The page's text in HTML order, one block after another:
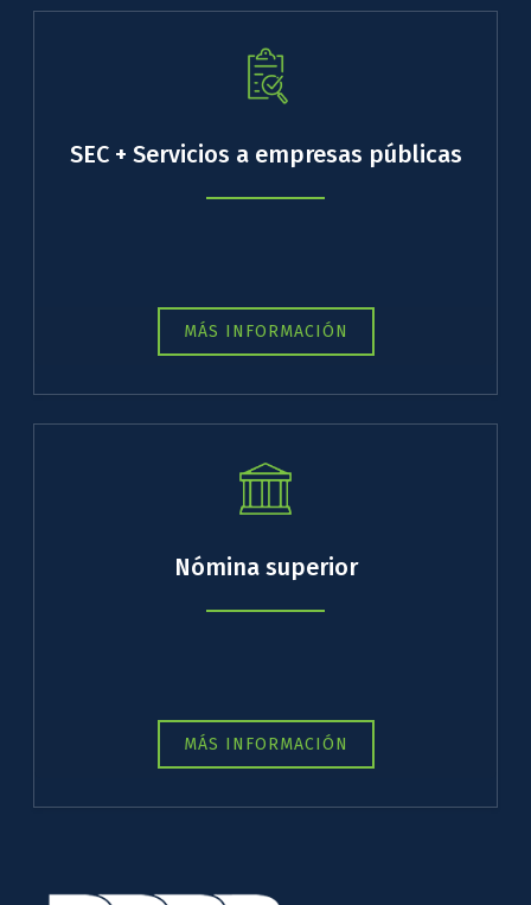
SEC + Servicios a empresas públicas
MÁS INFORMACIÓN
Nómina superior
MÁS INFORMACIÓN